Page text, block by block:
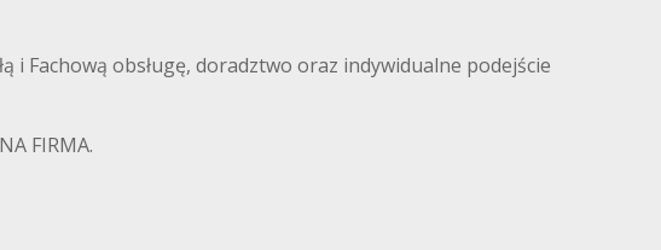
i Fachową obsługę, doradztwo oraz indywidualne podejście
FIRMA.